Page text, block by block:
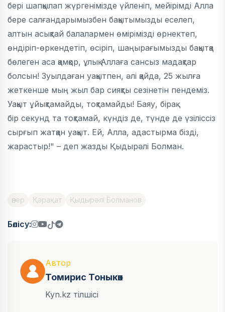
бері шапқылап жүргенімізде үйленіп, мейірімді Алла
бере салғандарымызбен бақытымызды еселеп,
алтын асықтай балалармен өмірімізді өрнектеп,
өндіріп-өркендетіп, өсіріп, шаңырағымызды бақытқа
бөлеген аса қамқор, ұлық Аллаға сансыз мадақтар
болсын! Зуылдаған уақытпен, әлі қайда, 25 жылға
жеткенше мың жыл бар сияқты сезінетін пендеміз.
Уақыт ұйықтамайды, тоқтамайды! Баяу, бірақ
бір секунд та тоқтамай, күндіз де, түнде де үзіліссіз
сырғып жатқан уақыт. Ей, Алла, адастырма бізді,
жарастыр!" – деп жазды Қыдырәлі Болман.
өнер Қарақат Қыдырәлі Болманов
Бөлісу:
Автор
Томирис Тоныкөк
Kyn.kz тілшісі